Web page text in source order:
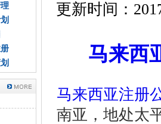
更新时间：
马来西
马来西亚注册
南亚，地处太